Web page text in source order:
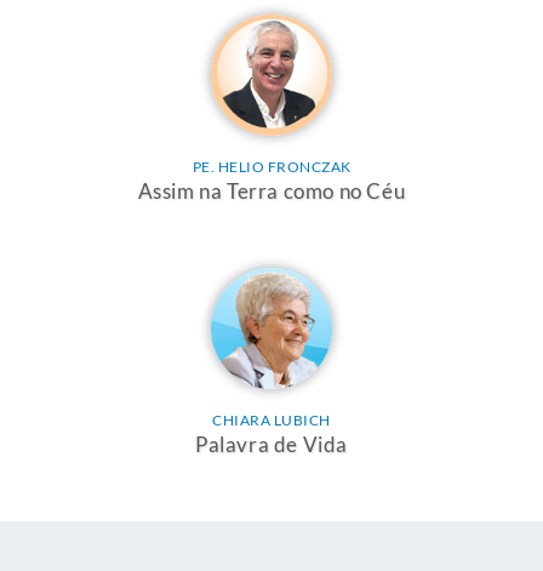
PE. HELIO FRONCZAK
Assim na Terra como no Céu
CHIARA LUBICH
Palavra de Vida